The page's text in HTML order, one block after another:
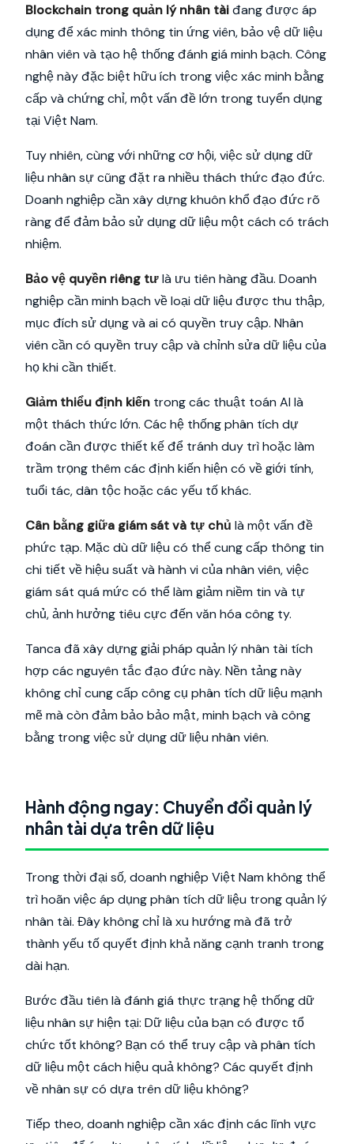
Blockchain trong quản lý nhân tàiđang được áp
dụng để xác minh thông tin ứng viên, bảo vệ dữ liệu
nhân viên và tạo hệ thống đánh giá minh bạch. Công
nghệ này đặc biệt hữu ích trong việc xác minh bằng
cấp và chứng chỉ, một vấn đề lớn trong tuyển dụng
tại Việt Nam.
Tuy nhiên, cùng với những cơ hội, việc sử dụng dữ
liệu nhân sự cũng đặt ra nhiều thách thức đạo đức.
Doanh nghiệp cần xây dựng khuôn khổ đạo đức rõ
ràng để đảm bảo sử dụng dữ liệu một cách có trách
nhiệm.
Bảo vệ quyền riêng tưlà ưu tiên hàng đầu. Doanh
nghiệp cần minh bạch về loại dữ liệu được thu thập,
mục đích sử dụng và ai có quyền truy cập. Nhân
viên cần có quyền truy cập và chỉnh sửa dữ liệu của
họ khi cần thiết.
Giảm thiểu định kiến trong các thuật toán AI là
một thách thức lớn. Các hệ thống phân tích dự
đoán cần được thiết kế để tránh duy trì hoặc làm
trầm trọng thêm các định kiến hiện có về giới tính,
tuổi tác, dân tộc hoặc các yếu tố khác.
Cân bằng giữa giám sát và tự chủ là một vấn đề
phức tạp. Mặc dù dữ liệu có thể cung cấp thông tin
chi tiết về hiệu suất và hành vi của nhân viên, việc
giám sát quá mức có thể làm giảm niềm tin và tự
chủ, ảnh hưởng tiêu cực đến văn hóa công ty.
Tanca đã xây dựng giải pháp quản lý nhân tài tích
hợp các nguyên tắc đạo đức này. Nền tảng này
không chỉ cung cấp công cụ phân tích dữ liệu mạnh
mẽ mà còn đảm bảo bảo mật, minh bạch và công
bằng trong việc sử dụng dữ liệu nhân viên.
Hành động ngay: Chuyển đổi quản lý
nhân tài dựa trên dữ liệu
Trong thời đại số, doanh nghiệp Việt Nam không thể
trì hoãn việc áp dụng phân tích dữ liệu trong quản lý
nhân tài. Đây không chỉ là xu hướng mà đã trở
thành yếu tố quyết định khả năng cạnh tranh trong
dài hạn.
Bước đầu tiên là đánh giá thực trạng hệ thống dữ
liệu nhân sự hiện tại: Dữ liệu của bạn có được tổ
chức tốt không? Bạn có thể truy cập và phân tích
dữ liệu một cách hiệu quả không? Các quyết định
về nhân sự có dựa trên dữ liệu không?
Tiếp theo, doanh nghiệp cần xác định các lĩnh vực